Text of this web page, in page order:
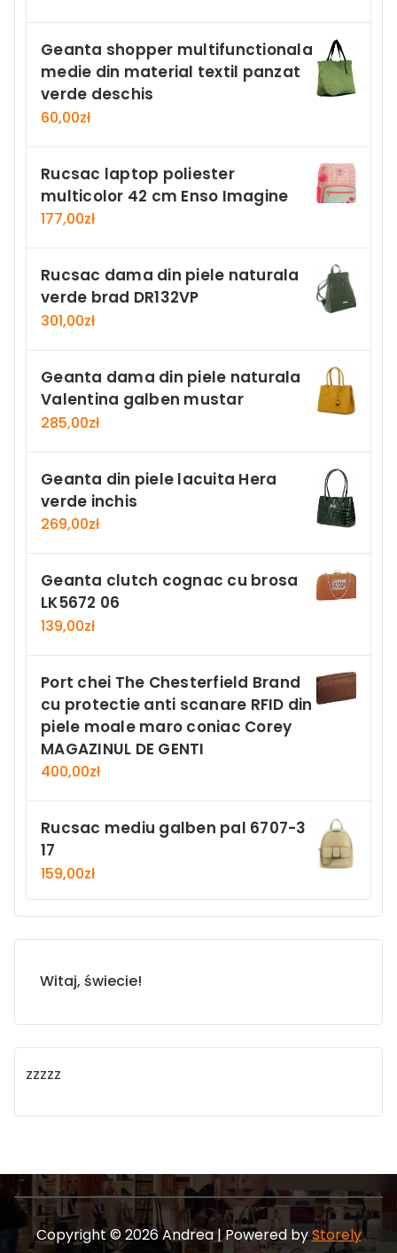
Geanta shopper multifunctionala
medie din material textil panzat
verde deschis
60,00zł
Rucsac laptop poliester
multicolor 42 cm Enso Imagine
177,00zł
Rucsac dama din piele naturala
verde brad DR132VP
301,00zł
Geanta dama din piele naturala
Valentina galben mustar
285,00zł
Geanta din piele lacuita Hera
verde inchis
269,00zł
Geanta clutch cognac cu brosa
LK5672 06
139,00zł
Port chei The Chesterfield Brand
cu protectie anti scanare RFID din
piele moale maro coniac Corey
MAGAZINUL DE GENTI
400,00zł
Rucsac mediu galben pal 6707-3
17
159,00zł
Witaj, świecie!
zzzzz
Copyright © 2026 Andrea | Powered byStorely